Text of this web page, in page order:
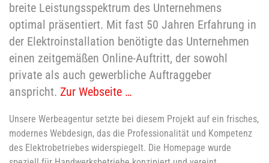
breite Leistungsspektrum des Unternehmens
optimal präsentiert. Mit fast 50 Jahren Erfahrung in
der Elektroinstallation benötigte das Unternehmen
einen zeitgemäßen Online-Auftritt, der sowohl
private als auch gewerbliche Auftraggeber
anspricht. Zur Webseite …
Unsere Werbeagentur setzte bei diesem Projekt auf ein frisches,
modernes Webdesign, das die Professionalität und Kompetenz
des Elektrobetriebes widerspiegelt. Die Homepage wurde